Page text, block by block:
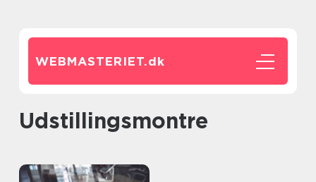
WEBMASTERIET.dk
udstillingsmontre